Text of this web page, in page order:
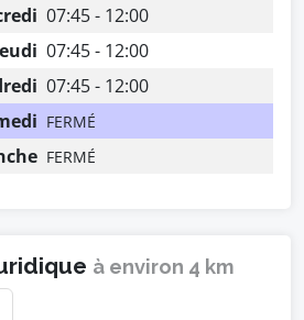
07:45 - 12:00
07:45 - 12:00
07:45 - 12:00
FERMÉ
FERMÉ
à environ 4 km